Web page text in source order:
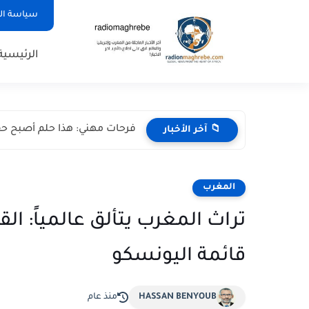
سياسة
📁 آخر الأخبار فرحات مهني: هذا حلم أصبح
المغرب
تراث المغرب يتألق عالمياً:
قائمة اليونسكو
HASSAN BENYOUB منذ عام